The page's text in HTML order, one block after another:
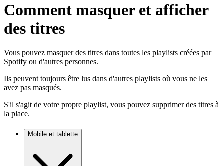
Comment masquer et afficher
des titres
Vous pouvez masquer des titres dans toutes les playlists créées par
Spotify ou d'autres personnes.
Ils peuvent toujours être lus dans d'autres playlists où vous ne les
avez pas masqués.
S'il s'agit de votre propre playlist, vous pouvez supprimer des titres à
la place.
Mobile et tablette